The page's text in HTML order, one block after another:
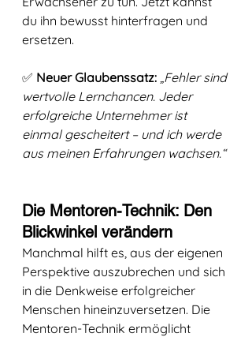
du ihn bewusst hinterfragen und
ersetzen.
✅ Neuer Glaubenssatz: „Fehler sind
wertvolle Lernchancen. Jeder
erfolgreiche Unternehmer ist
einmal gescheitert – und ich werde
aus meinen Erfahrungen wachsen.“
Die Mentoren-Technik: Den
Blickwinkel verändern
Manchmal hilft es, aus der eigenen
Perspektive auszubrechen und sich
in die Denkweise erfolgreicher
Menschen hineinzuversetzen. Die
Mentoren-Technik ermöglicht